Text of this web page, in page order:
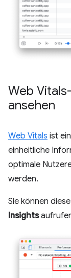
Web
ansehen
Web Vitals ist
einheitliche
optimale
werden.
Sie können
Insights